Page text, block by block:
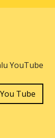
YouTube
You Tube